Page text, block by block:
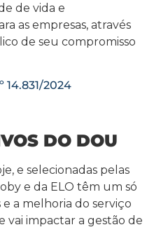
de vida e
as empresas, através
de seu compromisso
14.831/2024
DO DOU
e selecionadas pelas
e da ELO têm um só
e a melhoria do serviço
vai impactar a gestão de